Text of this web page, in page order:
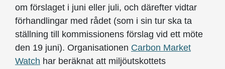
om förslaget i juni eller juli, och därefter vidtar
förhandlingar med rådet (som i sin tur ska ta
ställning till kommissionens förslag vid ett möte
den 19 juni). Organisationen Carbon Market
Watch har beräknat att miljöutskottets